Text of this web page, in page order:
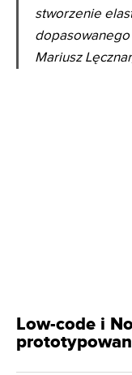
stworzenie
Mariusz
Low-code i